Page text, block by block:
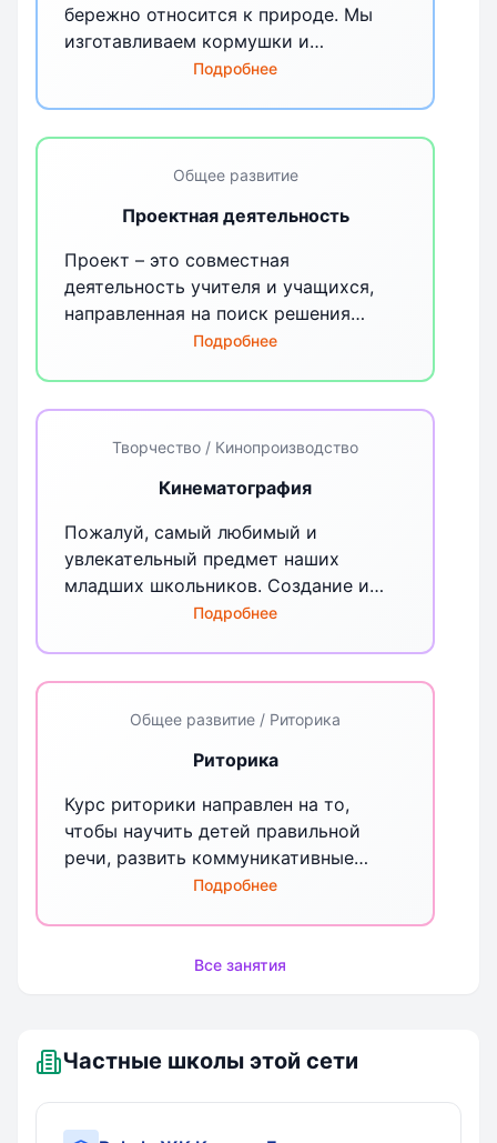
бережно относится к природе. Мы
изготавливаем кормушки и
подкармливаем птиц в зимнее время,
виды животных и птиц.
Подробнее
Общее развитие
Проектная деятельность
Проект – это совместная
деятельность учителя и учащихся,
направленная на поиск решения
проблемной ситуации. При работе
способами мышления и действий.
творчество как для взрослого, так и
для ребёнка, помогающее ребёнку
реализоваться, выразить себя в этом
процессе. Каждая проектная работа
проходит защиту и ее завершением
Подробнее
Творчество / Кинопроизводство
Кинематография
Пожалуй, самый любимый и
увлекательный предмет наших
младших школьников. Создание и
оформление социальных роликов и
Подробнее
Общее развитие / Риторика
Риторика
Курс риторики направлен на то,
чтобы научить детей правильной
речи, развить коммуникативные
умения, научить младших
Подробнее
Все занятия
Частные школы этой сети